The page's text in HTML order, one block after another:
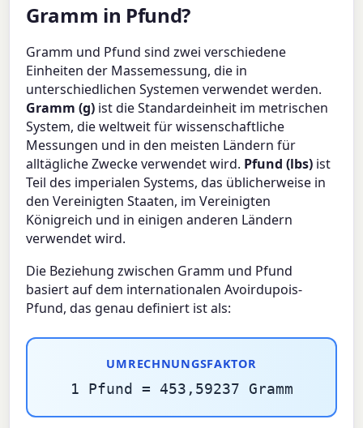
Gramm in Pfund?
Gramm und Pfund sind zwei verschiedene
Einheiten der Massemessung, die in
unterschiedlichen Systemen verwendet werden.
Gramm (g) ist die Standardeinheit im metrischen
System, die weltweit für wissenschaftliche
Messungen und in den meisten Ländern für
alltägliche Zwecke verwendet wird. Pfund (lbs) ist
Teil des imperialen Systems, das üblicherweise in
den Vereinigten Staaten, im Vereinigten
Königreich und in einigen anderen Ländern
verwendet wird.
Die Beziehung zwischen Gramm und Pfund
basiert auf dem internationalen Avoirdupois-
Pfund, das genau definiert ist als:
UMRECHNUNGSFAKTOR
1 Pfund = 453,59237 Gramm